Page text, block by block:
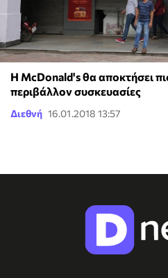
Η McDonald's θα αποκτήσει
περιβάλλον συσκευασίες
Διεθνή 16.01.2018 13:57